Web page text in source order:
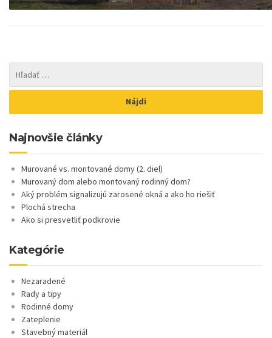
Najnovšie články
Murované vs. montované domy (2. diel)
Murovaný dom alebo montovaný rodinný dom?
Aký problém signalizujú zarosené okná a ako ho riešiť
Plochá strecha
Ako si presvetliť podkrovie
Kategórie
Nezaradené
Rady a tipy
Rodinné domy
Zateplenie
Stavebný materiál